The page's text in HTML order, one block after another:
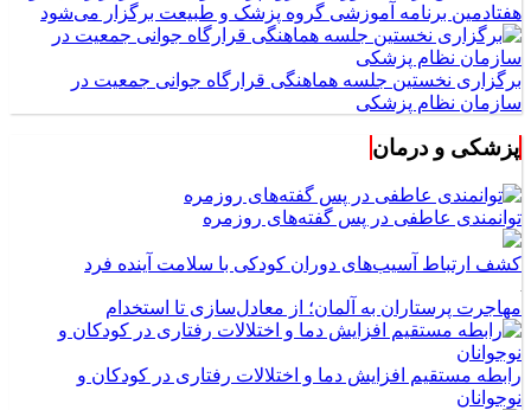
هفتادمین برنامه آموزشی گروه پزشک و طبیعت برگزار می‌شود
برگزاری نخستین جلسه هماهنگی قرارگاه جوانی جمعیت در
سازمان نظام پزشکی
پزشکی و درمان
توانمندی عاطفی در پس گفته‌های روزمره
کشف ارتباط آسیب‌های دوران کودکی با سلامت آینده فرد
مهاجرت پرستاران به آلمان؛ از معادل‌سازی تا استخدام
رابطه مستقیم افزایش دما و اختلالات رفتاری در کودکان و
نوجوانان